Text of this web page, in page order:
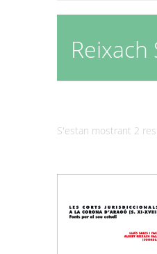
Reixach
S'estan mostrant 2